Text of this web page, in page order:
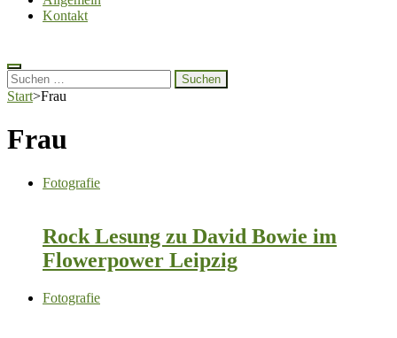
Kontakt
Suchen
nach:
Start>Frau
Frau
Fotografie
Rock Lesung zu David Bowie im
Flowerpower Leipzig
Fotografie